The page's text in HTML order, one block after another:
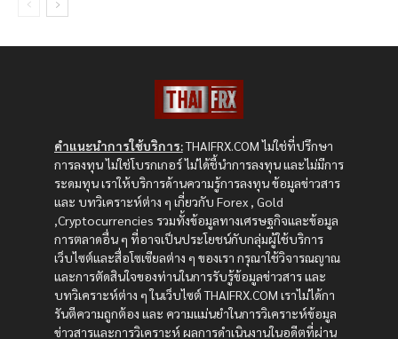
คำแนะนำการใช้บริการ:THAIFRX.COM ไม่ใช่ที่ปรึกษา
การลงทุน ไม่ใช่โบรกเกอร์ ไม่ได้ชี้นำการลงทุน และไม่มีการ
ระดมทุน เราให้บริการด้านความรู้การลงทุน ข้อมูลข่าวสาร
และ บทวิเคราะห์ต่าง ๆ เกี่ยวกับ Forex , Gold
,Cryptocurrencies รวมทั้งข้อมูลทางเศรษฐกิจและข้อมูล
การตลาดอื่น ๆ ที่อาจเป็นประโยชน์กับกลุ่มผู้ใช้บริการ
เว็บไซต์และสื่อโซเซียลต่าง ๆ ของเรา กรุณาใช้วิจารณญาณ
และการตัดสินใจของท่านในการรับรู้ข้อมูลข่าวสาร และ
บทวิเคราะห์ต่าง ๆ ในเว็บไซต์ THAIFRX.COM เราไม่ได้กา
รันตีความถูกต้อง และ ความแม่นยำในการวิเคราะห์ข้อมูล
ข่าวสารและการวิเคราะห์ ผลการดำเนินงานในอดีตที่ผ่าน